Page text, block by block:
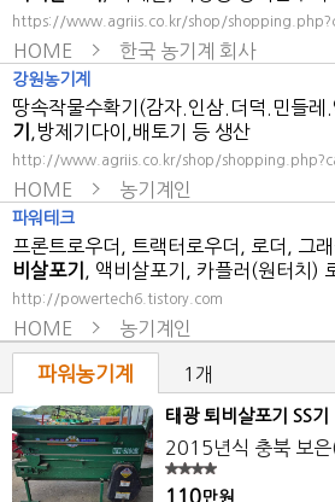
https://www.agriis.co.kr/shop/
HOME 한국 농기계 회사
강원농기계
땅속작물수확기(감자.인삼.더덕.민들레
기
,방제기다이,배토기 등 생산
http://www.agriis.co.kr/shop/
HOME 농기계인
파워테크
프론트로우더, 트랙터로우더, 로더, 그
비살포기
, 액비살포기, 카플러(원터치)
http://powertech6.tistory.com
HOME 농기계인
파워농기계 1개
태광 퇴비살포기 SS기
2015년식 충북 보은
110만원